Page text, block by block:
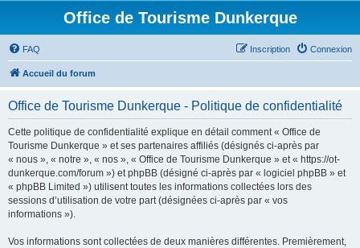
Office de Tourisme Dunkerque
FAQ Connexion
Inscription
Accueil du forum
Office de Tourisme Dunkerque - Politique de confidentialité
Cette politique de confidentialité explique en détail comment « Office de
Tourisme Dunkerque » et ses partenaires affiliés (désignés ci-après par
« nous », « notre », « nos », « Office de Tourisme Dunkerque » et « https://ot-
dunkerque.com/forum ») et phpBB (désigné ci-après par « logiciel phpBB » et
« phpBB Limited ») utilisent toutes les informations collectées lors des
sessions d’utilisation de votre part (désignées ci-après par « vos
informations »).
Vos informations sont collectées de deux manières différentes. Premièrement,